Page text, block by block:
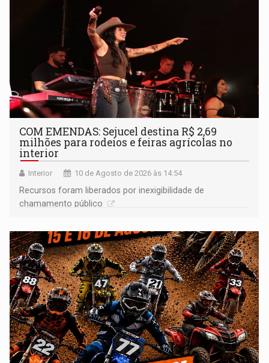
COM EMENDAS: Sejucel destina R$ 2,69
milhões para rodeios e feiras agrícolas no
interior
Interior 10 de Agosto de 2026 às 14:54
Recursos foram liberados por inexigibilidade de
chamamento público